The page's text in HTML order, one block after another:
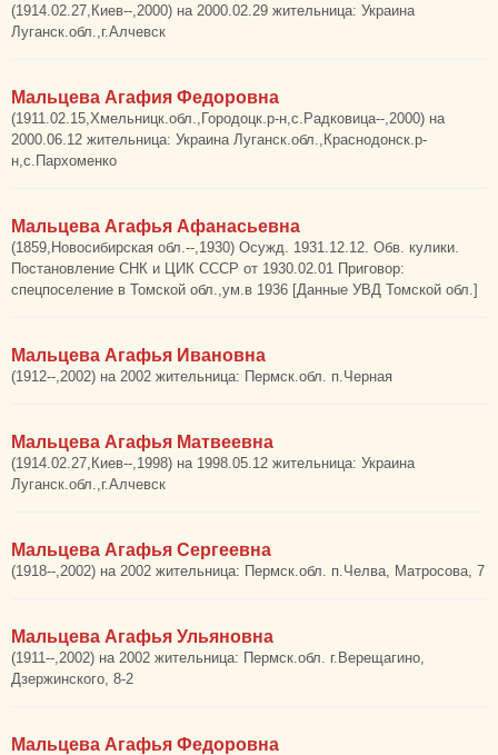
(1914.02.27,Киев--,2000) на 2000.02.29 жительница: Украина
Луганск.обл.,г.Алчевск
Мальцева Агафия Федоровна
(1911.02.15,Хмельницк.обл.,Городоцк.р-н,с.Радковица--,2000) на
2000.06.12 жительница: Украина Луганск.обл.,Краснодонск.р-
н,с.Пархоменко
Мальцева Агафья Афанасьевна
(1859,Новосибирская обл.--,1930) Осужд. 1931.12.12. Обв. кулики.
Постановление СНК и ЦИК СССР от 1930.02.01 Приговор:
спецпоселение в Томской обл.,ум.в 1936 [Данные УВД Томской обл.]
Мальцева Агафья Ивановна
(1912--,2002) на 2002 жительница: Пермск.обл. п.Черная
Мальцева Агафья Матвеевна
(1914.02.27,Киев--,1998) на 1998.05.12 жительница: Украина
Луганск.обл.,г.Алчевск
Мальцева Агафья Сергеевна
(1918--,2002) на 2002 жительница: Пермск.обл. п.Челва, Матросова, 7
Мальцева Агафья Ульяновна
(1911--,2002) на 2002 жительница: Пермск.обл. г.Верещагино,
Дзержинского, 8-2
Мальцева Агафья Федоровна